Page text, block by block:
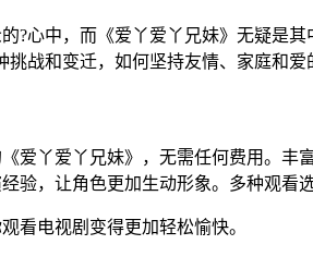
?心中，而《爱丫爱丫兄妹》无疑是
战和变迁，如何坚持友情、家庭和爱
爱丫爱丫兄妹》，无需任何费用。
验，让角色更加生动形象。多种观看
看电视剧变得更加轻松愉快。